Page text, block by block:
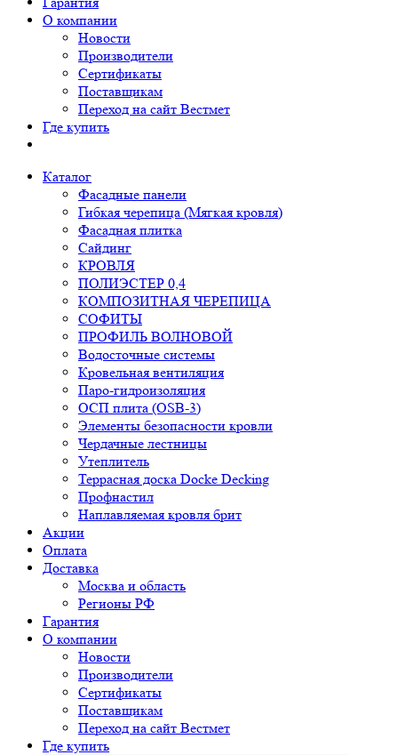
О компании
Новости
Производители
Сертификаты
Поставщикам
Переход на сайт Вестмет
Где купить
Каталог
Фасадные панели
Гибкая черепица (Мягкая кровля)
Фасадная плитка
Сайдинг
КРОВЛЯ
ПОЛИЭСТЕР 0,4
КОМПОЗИТНАЯ ЧЕРЕПИЦА
СОФИТЫ
ПРОФИЛЬ ВОЛНОВОЙ
Водосточные системы
Кровельная вентиляция
Паро-гидроизоляция
ОСП плита (OSB-3)
Элементы безопасности кровли
Чердачные лестницы
Утеплитель
Террасная доска Docke Decking
Профнастил
Наплавляемая кровля брит
Акции
Оплата
Доставка
Москва и область
Регионы РФ
Гарантия
О компании
Новости
Производители
Сертификаты
Поставщикам
Переход на сайт Вестмет
Где купить